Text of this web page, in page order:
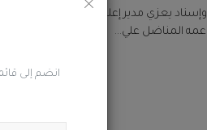
انضم إلى
وإسناد يعزي مدير إعلام اللواء في وفاة ابن
عمه المناضل علي...